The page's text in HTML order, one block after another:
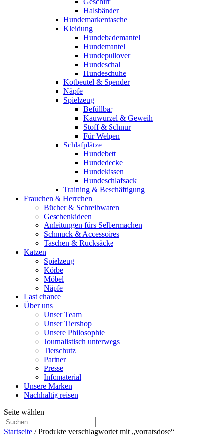
Geschirr
Halsbänder
Hundemarkentasche
Kleidung
Hundebademantel
Hundemantel
Hundepullover
Hundeschal
Hundeschuhe
Kotbeutel & Spender
Näpfe
Spielzeug
Befüllbar
Kauwurzel & Geweih
Stoff & Schnur
Für Welpen
Schlafplätze
Hundebett
Hundedecke
Hundekissen
Hundeschlafsack
Training & Beschäftigung
Frauchen & Herrchen
Bücher & Schreibwaren
Geschenkideen
Anleitungen fürs Selbermachen
Schmuck & Accessoires
Taschen & Rucksäcke
Katzen
Spielzeug
Körbe
Möbel
Näpfe
Last chance
Über uns
Unser Team
Unser Tiershop
Unsere Philosophie
Journalistisch unterwegs
Tierschutz
Partner
Presse
Infomaterial
Unsere Marken
Nachhaltig reisen
Seite wählen
Startseite / Produkte verschlagwortet mit „vorratsdose“